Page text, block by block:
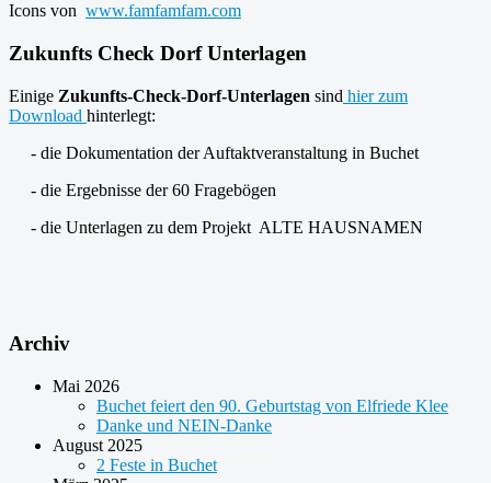
Icons von www.famfamfam.com
Zukunfts Check Dorf Unterlagen
Einige Zukunfts-Check-Dorf-Unterlagen sind hier zum
Download hinterlegt:
- die Dokumentation der Auftaktveranstaltung in Buchet
- die Ergebnisse der 60 Fragebögen
- die Unterlagen zu dem Projekt ALTE HAUSNAMEN
Archiv
Mai 2026
Buchet feiert den 90. Geburtstag von Elfriede Klee
Danke und NEIN-Danke
August 2025
2 Feste in Buchet